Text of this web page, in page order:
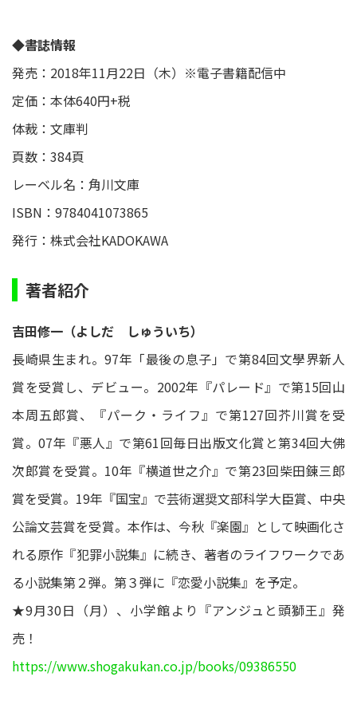
◆書誌情報
発売：2018年11月22日（木）※電子書籍配信中
定価：本体640円+税
体裁：文庫判
頁数：384頁
レーベル名：角川文庫
ISBN：9784041073865
発行：株式会社KADOKAWA
著者紹介
吉田修一（よしだ しゅういち）
長崎県生まれ。97年「最後の息子」で第84回文學界新人
賞を受賞し、デビュー。2002年『パレード』で第15回山
本周五郎賞、『パーク・ライフ』で第127回芥川賞を受
賞。07年『悪人』で第61回毎日出版文化賞と第34回大佛
次郎賞を受賞。10年『横道世之介』で第23回柴田錬三郎
賞を受賞。19年『国宝』で芸術選奨文部科学大臣賞、中央
公論文芸賞を受賞。本作は、今秋『楽園』として映画化さ
れる原作『犯罪小説集』に続き、著者のライフワークであ
る小説集第２弾。第３弾に『恋愛小説集』を予定。
★9月30日（月）、小学館より『アンジュと頭獅王』発
売！
https://www.shogakukan.co.jp/books/09386550